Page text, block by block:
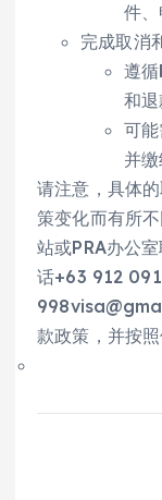
件、
完成取消
遵
和退
可
并
请注意，具体
策变化而有所
站或PRA办公
话+63 912
款政策，并按照